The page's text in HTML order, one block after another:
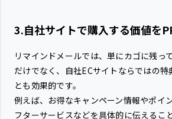
3.自社サイトで購入する価値を
リマインドメールでは、単にカゴに残っ
だけでなく、自社ECサイトならではの
とも効果的です。
例えば、お得なキャンペーン情報やポイ
フターサービスなどを具体的に伝えるこ